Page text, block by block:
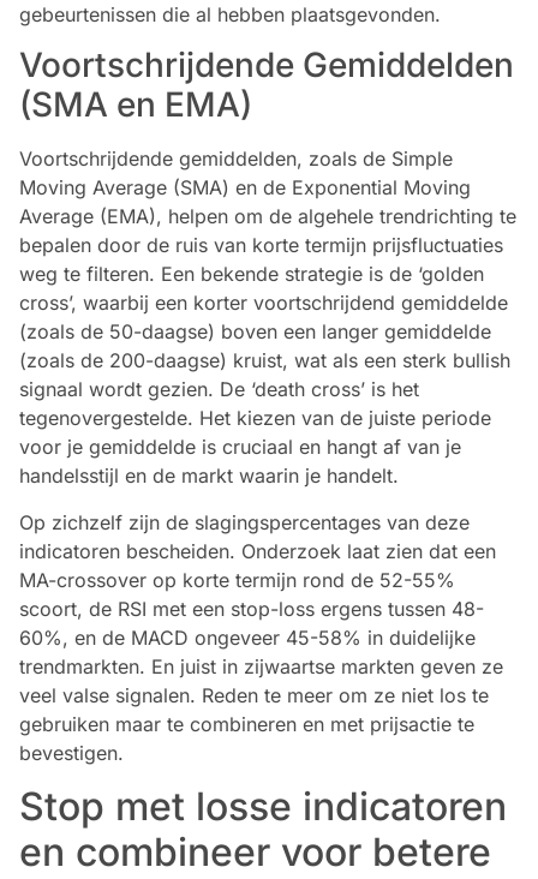
gebeurtenissen die al hebben plaatsgevonden.
Voortschrijdende Gemiddelden
(SMA en EMA)
Voortschrijdende gemiddelden, zoals de Simple
Moving Average (SMA) en de Exponential Moving
Average (EMA), helpen om de algehele trendrichting te
bepalen door de ruis van korte termijn prijsfluctuaties
weg te filteren. Een bekende strategie is de ‘golden
cross’, waarbij een korter voortschrijdend gemiddelde
(zoals de 50-daagse) boven een langer gemiddelde
(zoals de 200-daagse) kruist, wat als een sterk bullish
signaal wordt gezien. De ‘death cross’ is het
tegenovergestelde. Het kiezen van de juiste periode
voor je gemiddelde is cruciaal en hangt af van je
handelsstijl en de markt waarin je handelt.
Op zichzelf zijn de slagingspercentages van deze
indicatoren bescheiden. Onderzoek laat zien dat een
MA-crossover op korte termijn rond de 52-55%
scoort, de RSI met een stop-loss ergens tussen 48-
60%, en de MACD ongeveer 45-58% in duidelijke
trendmarkten. En juist in zijwaartse markten geven ze
veel valse signalen. Reden te meer om ze niet los te
gebruiken maar te combineren en met prijsactie te
bevestigen.
Stop met losse indicatoren
en combineer voor betere